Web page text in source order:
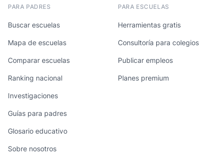
PARA PADRES
Buscar escuelas
Mapa de escuelas
Comparar escuelas
Ranking nacional
Investigaciones
Guías para padres
Glosario educativo
Sobre nosotros
PARA ESCUELAS
Herramientas gratis
Consultoría para colegios
Publicar empleos
Planes premium